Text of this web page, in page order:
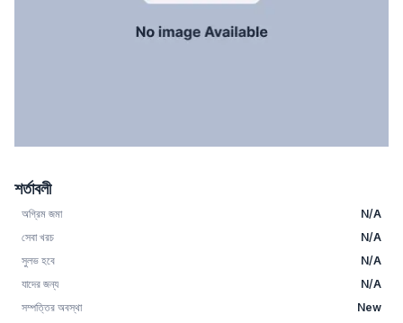
শর্তাবলী
অগ্রিম জমা
N/A
সেবা খরচ
N/A
সুলভ হবে
N/A
যাদের জন্য
N/A
সম্পত্তির অবস্থা
New